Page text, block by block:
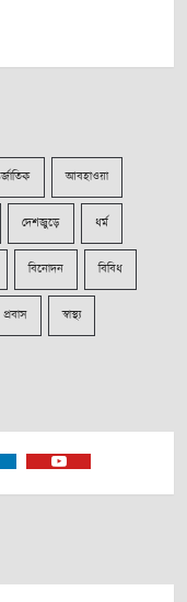
আবহাওয়া
দেশজুড়ে ধর্ম
বিনোদন বিবিধ
স্বাস্থ্য
Youtube